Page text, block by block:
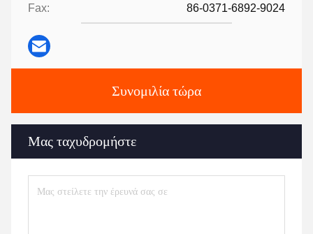
Fax: 86-0371-6892-9024
Συνομιλία τώρα
Μας ταχυδρομήστε